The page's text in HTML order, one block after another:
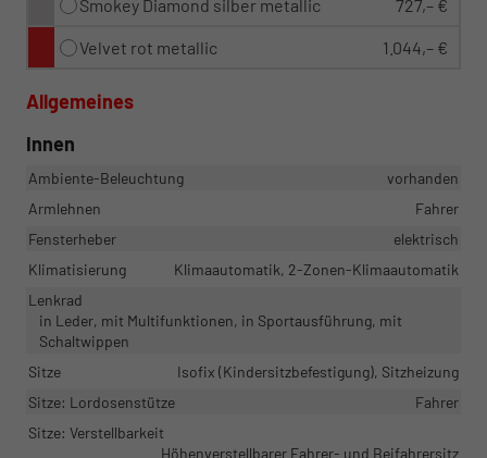
Smokey Diamond silber metallic 727,– €
Velvet rot metallic 1.044,– €
Allgemeines
Innen
Ambiente-Beleuchtung
vorhanden
Armlehnen
Fahrer
Fensterheber
elektrisch
Klimatisierung
Klimaautomatik, 2-Zonen-Klimaautomatik
Lenkrad
in Leder, mit Multifunktionen, in Sportausführung, mit
Schaltwippen
Sitze
Isofix (Kindersitzbefestigung), Sitzheizung
Sitze: Lordosenstütze
Fahrer
Sitze: Verstellbarkeit
Höhenverstellbarer Fahrer- und Beifahrersitz